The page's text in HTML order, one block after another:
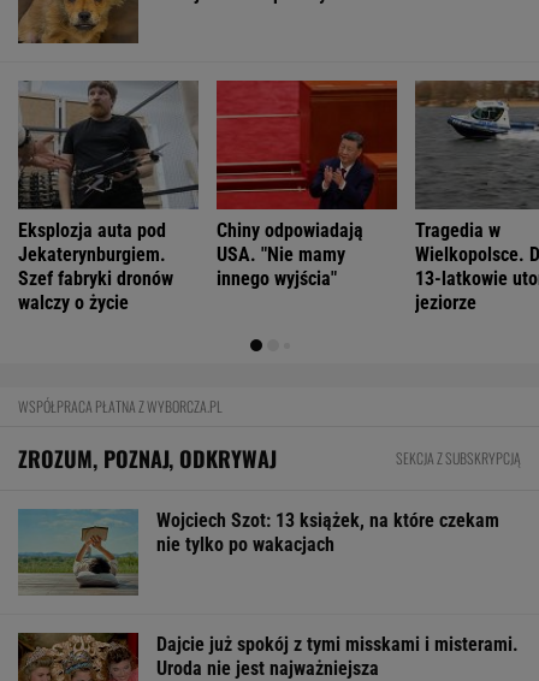
Eksplozja auta pod
Jekaterynburgiem.
Szef fabryki dronów
walczy o życie
Chiny odpowiadają
USA. "Nie mamy
innego wyjścia"
Tragedia w
Wielkopolsce.
13-latkowie
jeziorze
WSPÓŁPRACA PŁATNA Z WYBORCZA.PL
ZROZUM, POZNAJ, ODKRYWAJ SEKCJA Z SUBSKRYPCJĄ
Wojciech Szot: 13 książek, na które czekam
nie tylko po wakacjach
Dajcie już spokój z tymi misskami i misterami.
Uroda nie jest najważniejsza